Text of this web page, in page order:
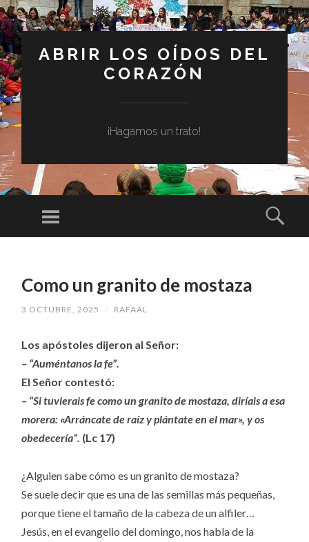
ABRIR LOS OÍDOS DEL
CORAZÓN
¡Hagamos un trato!
Menú
CONTENIDO
Como un granito de mostaza
3 OCTUBRE, 2025 / RAFAAL
Los apóstoles dijeron al Señor:
– “Auméntanos la fe”.
El Señor contestó:
– “Si tuvierais fe como un granito de mostaza, diríais a esa
morera: «Arráncate de raíz y plántate en el mar», y os
obedecería”. (Lc 17)
¿Alguien sabe cómo es un granito de mostaza?
Se suele decir que es una de las semillas más pequeñas,
porque tiene el tamaño de la cabeza de un alfiler…
Jesús, en el evangelio del domingo, nos habla de la